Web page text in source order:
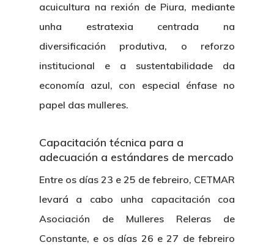
acuicultura na rexión de Piura, mediante
unha estratexia centrada na
diversificación produtiva, o reforzo
institucional e a sustentabilidade da
economía azul, con especial énfase no
papel das mulleres.
Capacitación técnica para a
adecuación a estándares de mercado
Entre os días 23 e 25 de febreiro, CETMAR
levará a cabo unha capacitación coa
Asociación de Mulleres Releras de
Constante, e os días 26 e 27 de febreiro